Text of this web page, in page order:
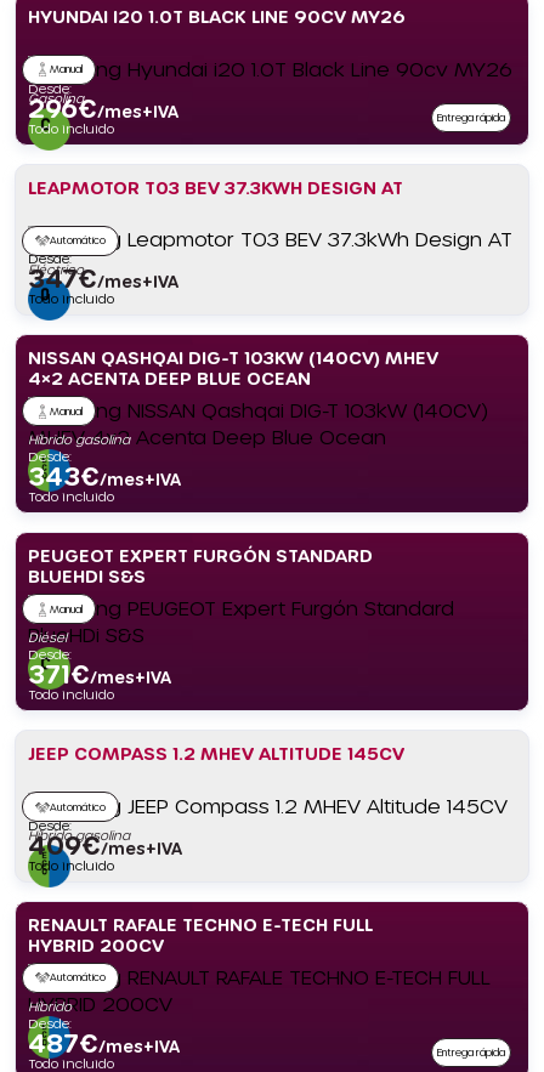
HYUNDAI I20 1.0T BLACK LINE 90CV MY26
Manual
Gasolina
Desde:
296€/mes+IVA
Todo incluido
Entrega rápida
LEAPMOTOR T03 BEV 37.3KWH DESIGN AT
Automático
Eléctrico
Desde:
347€/mes+IVA
Todo incluido
NISSAN QASHQAI DIG-T 103KW (140CV) MHEV
4×2 ACENTA DEEP BLUE OCEAN
Manual
Híbrido gasolina
Desde:
343€/mes+IVA
Todo incluido
PEUGEOT EXPERT FURGÓN STANDARD
BLUEHDI S&S
Manual
Diésel
Desde:
371€/mes+IVA
Todo incluido
JEEP COMPASS 1.2 MHEV ALTITUDE 145CV
Automático
Híbrido gasolina
Desde:
409€/mes+IVA
Todo incluido
RENAULT RAFALE TECHNO E-TECH FULL
HYBRID 200CV
Automático
Híbrido
Desde:
487€/mes+IVA
Todo incluido
Entrega rápida